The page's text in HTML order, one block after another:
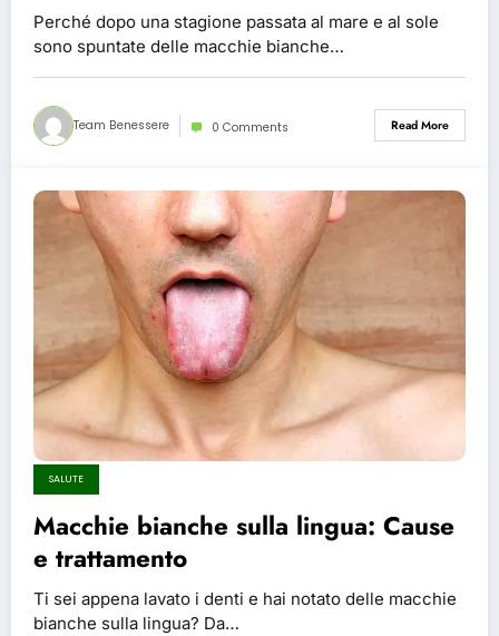
Perché dopo una stagione passata al mare e al sole
sono spuntate delle macchie bianche…
Team Benessere 0 Comments Read More
SALUTE
Macchie bianche sulla lingua: Cause
e trattamento
Ti sei appena lavato i denti e hai notato delle macchie
bianche sulla lingua? Da…